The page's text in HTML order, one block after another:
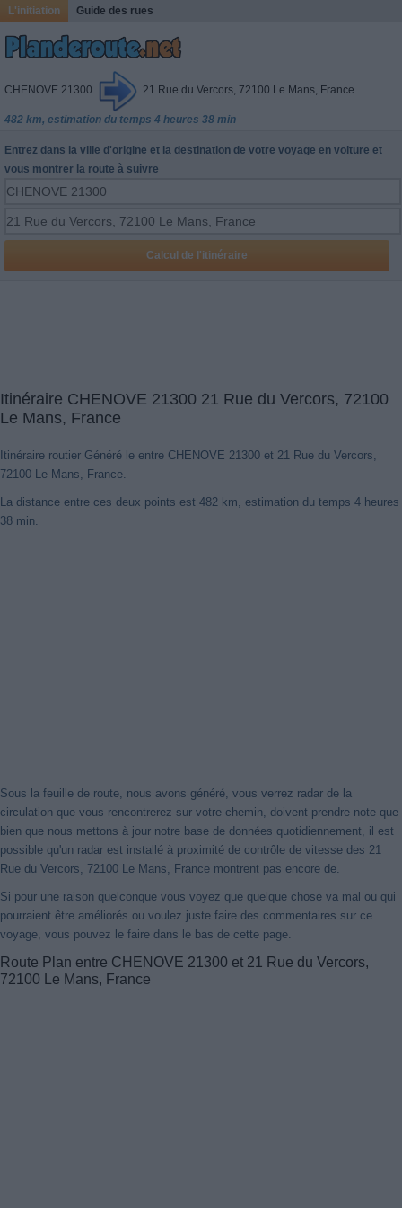
L'initiation Guide des rues
CHENOVE 21300 21 Rue du Vercors, 72100 Le Mans, France
482 km, estimation du temps 4 heures 38 min
Entrez dans la ville d'origine et la destination de votre voyage en voiture et
vous montrer la route à suivre
Itinéraire CHENOVE 21300 21 Rue du Vercors, 72100
Le Mans, France
Itinéraire routier Généré le entre CHENOVE 21300 et 21 Rue du Vercors,
72100 Le Mans, France.
La distance entre ces deux points est 482 km, estimation du temps 4 heures
38 min.
Sous la feuille de route, nous avons généré, vous verrez radar de la
circulation que vous rencontrerez sur votre chemin, doivent prendre note que
bien que nous mettons à jour notre base de données quotidiennement, il est
possible qu'un radar est installé à proximité de contrôle de vitesse des 21
Rue du Vercors, 72100 Le Mans, France montrent pas encore de.
Si pour une raison quelconque vous voyez que quelque chose va mal ou qui
pourraient être améliorés ou voulez juste faire des commentaires sur ce
voyage, vous pouvez le faire dans le bas de cette page.
Route Plan entre CHENOVE 21300 et 21 Rue du Vercors,
72100 Le Mans, France